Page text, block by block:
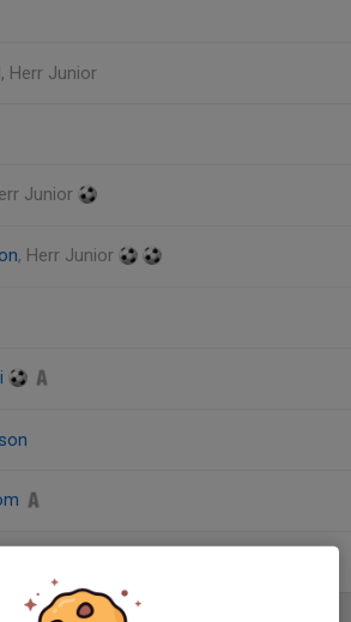
, Herr Junior
Junior
, Herr Junior